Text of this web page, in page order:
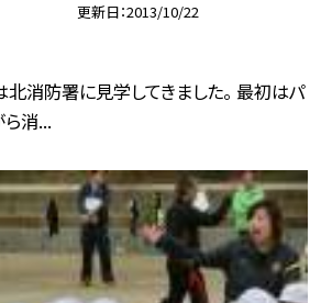
更新日 2013/10/22
北消防署に見学してきました。 最初はパ
ら消...